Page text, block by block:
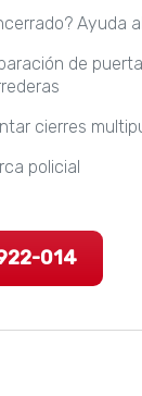
Ayuda
de
cierres
policial
014